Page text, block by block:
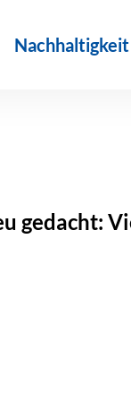
Nachhaltigkeit
gedacht: